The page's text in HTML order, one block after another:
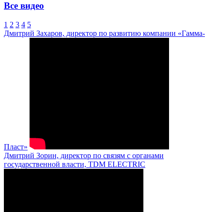
Все видео
1 2 3 4 5
Дмитрий Захаров, директор по развитию компании «Гамма-
Пласт»
Дмитрий Зорин, директор по связям с органами
государственной власти, TDM ELECTRIC